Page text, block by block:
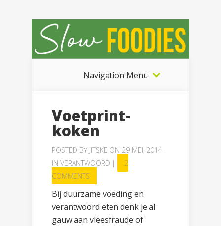
Navigation Menu
Voetprint-
koken
POSTED BY JITSKE ON 29 MEI, 2014
IN VERANTWOORD |
2
COMMENTS
Bij duurzame voeding en
verantwoord eten denk je al
gauw aan vleesfraude of